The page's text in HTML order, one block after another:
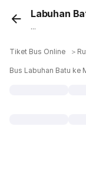
Labuhan
...
Tiket Bus Online ＞
Bus Labuhan Batu ke